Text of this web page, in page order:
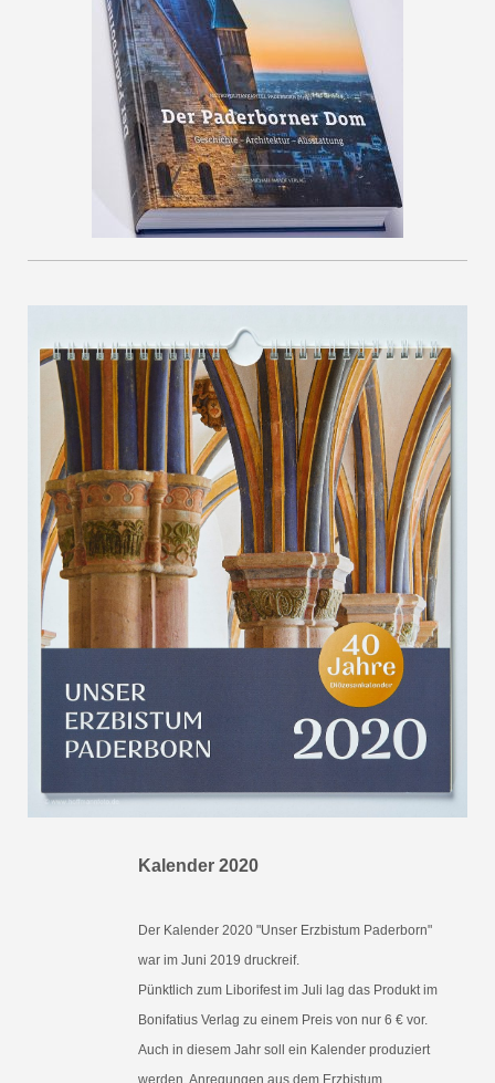
Kalender 2020
Der Kalender 2020 "Unser Erzbistum Paderborn"
war im Juni 2019 druckreif.
Pünktlich zum Liborifest im Juli lag das Produkt im
Bonifatius Verlag zu einem Preis von nur 6 € vor.
Auch in diesem Jahr soll ein Kalender produziert